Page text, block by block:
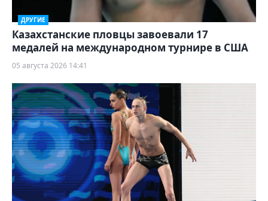
ДРУГИЕ
Казахстанские пловцы завоевали 17
медалей на международном турнире в США
05 августа 2026 14:41